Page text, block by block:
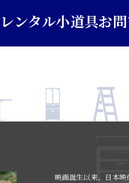
レンタル小道具お
映画誕生以来、日本